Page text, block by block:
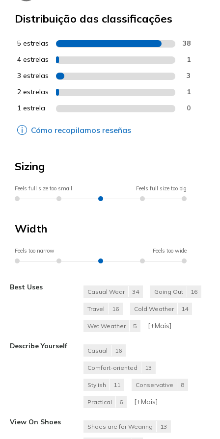
Distribuição das classificações
5 estrelas 38
4 estrelas 1
3 estrelas 3
2 estrelas 1
1 estrela 0
Cómo recopilamos reseñas
Sizing
Feels full size too small Feels full size too big
Width
Feels too narrow Feels too wide
Best Uses
Casual Wear 34 Going Out 16
Travel 16 Cold Weather 14
Wet Weather 5 [+Mais]
Describe Yourself
Casual 16
Comfort-oriented 13
Stylish 11 Conservative 8
Practical 6 [+Mais]
View On Shoes
Shoes are for Wearing 13